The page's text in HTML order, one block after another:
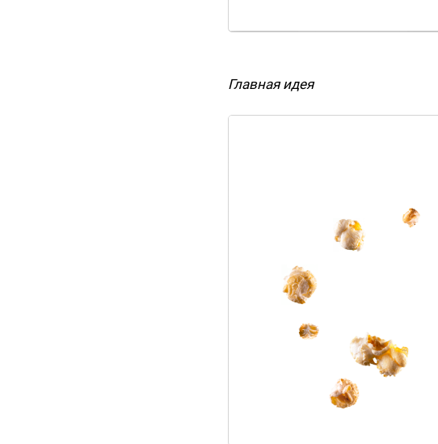
Главная идея